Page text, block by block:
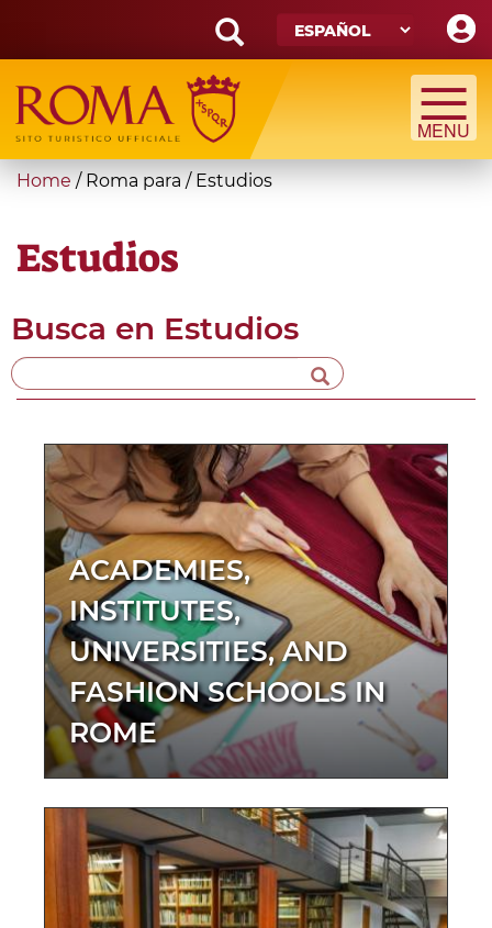
main
content
Search
form
Búsqueda
You
here
Home / Roma para / Estudios
Estudios
Busca en Estudios
ACADEMIES,
INSTITUTES,
UNIVERSITIES, AND
FASHION SCHOOLS IN
ROME